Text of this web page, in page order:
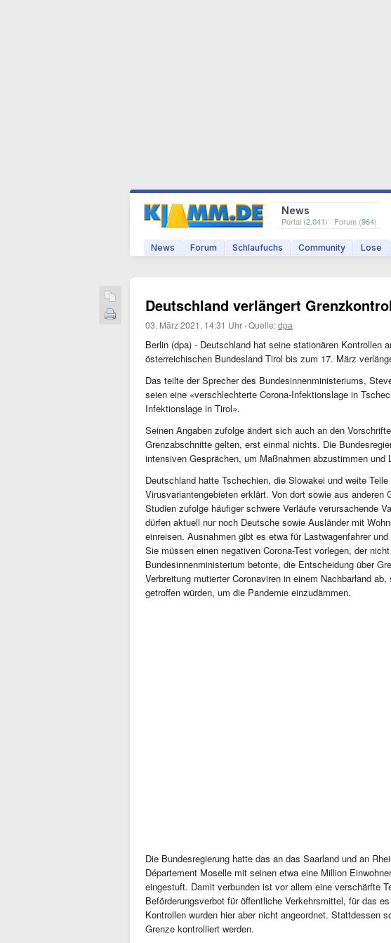
News
Portal (2.041) · Forum (964)
News Forum Schlaufuchs Community Lose
Deutschland verlängert
03. März 2021, 14:31 Uhr ·Quelle:dpa
Berlin (dpa) - Deutschland hat seine stationären Kontrollen
österreichischen Bundesland Tirol bis zum 17. März
Das teilte der Sprecher des Bundesinnenministeriums,
seien eine «verschlechterte Corona-Infektionslage in
Infektionslage in Tirol».
Seinen Angaben zufolge ändert sich auch an den
Grenzabschnitte gelten, erst einmal nichts. Die
intensiven Gesprächen, um Maßnahmen abzustimmen und
Deutschland hatte Tschechien, die Slowakei und weite
Virusvariantengebieten erklärt. Von dort sowie aus
Studien zufolge häufiger schwere Verläufe verursachende
dürfen aktuell nur noch Deutsche sowie Ausländer mit
einreisen. Ausnahmen gibt es etwa für Lastwagenfahrer
Sie müssen einen negativen Corona-Test vorlegen, der
Bundesinnenministerium betonte, die Entscheidung über
Verbreitung mutierter Coronaviren in einem Nachbarland
getroffen würden, um die Pandemie einzudämmen.
Die Bundesregierung hatte das an das Saarland und an
Département Moselle mit seinen etwa eine Million
eingestuft. Damit verbunden ist vor allem eine verschärfte
Beförderungsverbot für öffentliche Verkehrsmittel, für das
Kontrollen wurden hier aber nicht angeordnet. Stattdessen
Grenze kontrolliert werden.